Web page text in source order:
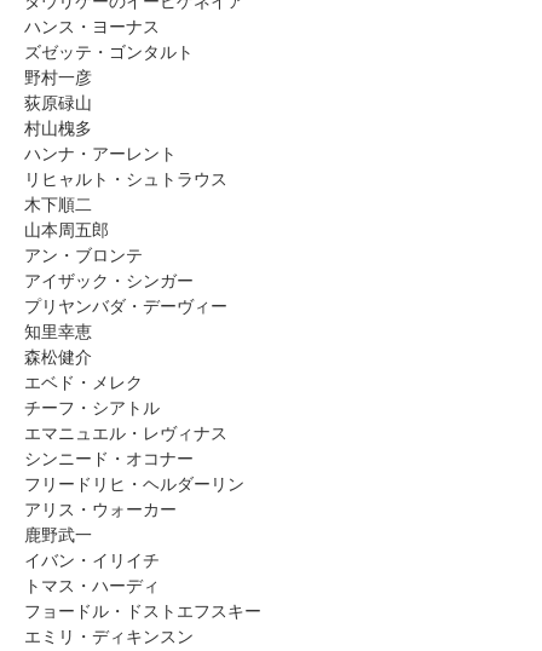
ハンス・ヨーナス
ズゼッテ・ゴンタルト
野村一彦
荻原碌山
村山槐多
ハンナ・アーレント
リヒャルト・シュトラウス
木下順二
山本周五郎
アン・ブロンテ
アイザック・シンガー
プリヤンバダ・デーヴィー
知里幸恵
森松健介
エベド・メレク
チーフ・シアトル
エマニュエル・レヴィナス
シンニード・オコナー
フリードリヒ・ヘルダーリン
アリス・ウォーカー
鹿野武一
イバン・イリイチ
トマス・ハーディ
フョードル・ドストエフスキー
エミリ・ディキンスン